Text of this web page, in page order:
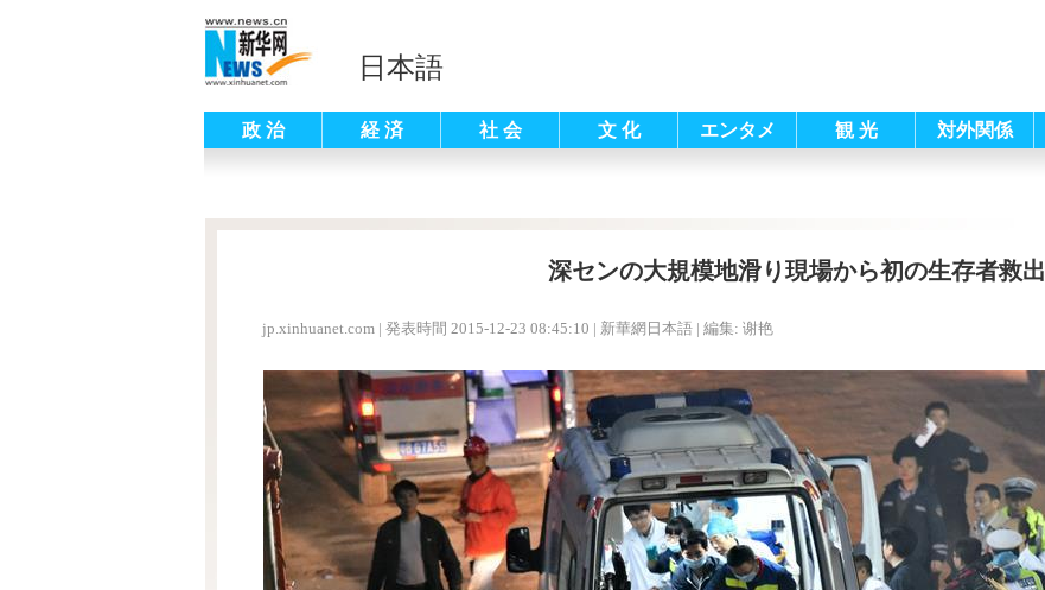
日本語
政 治 経 済 社 会 文 化 エンタメ 観 光 対外関係
深センの大規模地滑り現場から初の生存者救出
jp.xinhuanet.com | 発表時間 2015-12-23 08:45:10 | 新華網日本語 | 編集: 谢艳